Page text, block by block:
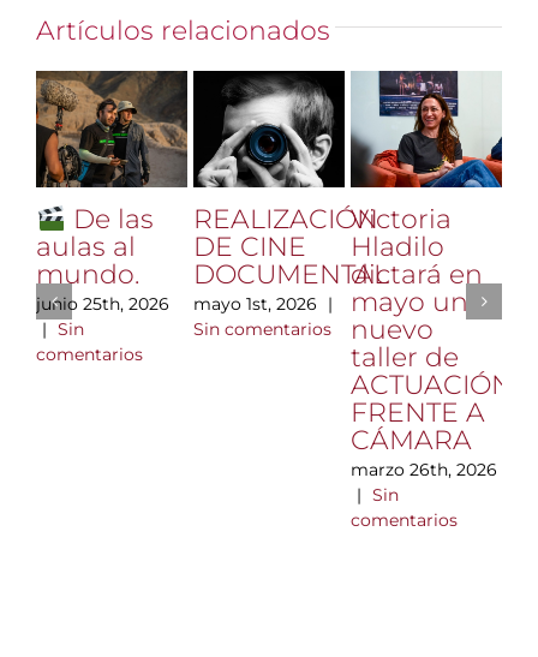
Artículos relacionados
De las
aulas al
mundo.
junio 25th, 2026
| Sin
comentarios
REALIZACIÓN
DE CINE
DOCUMENTAL
mayo 1st, 2026
|
Sin comentarios
Victoria
Hladilo
dictará en
mayo un
nuevo
taller de
ACTUACIÓN
FRENTE A
CÁMARA
marzo 26th, 2026
| Sin
comentarios